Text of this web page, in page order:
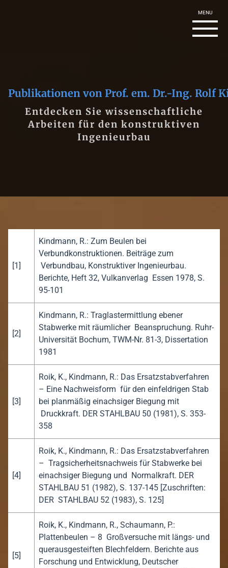
Publikationen von Prof. em. Dr.-Ing. Rolf
Entdecken Sie wissenschaftliche
Arbeiten für den konstruktiven
Ingenieurbau
[1]
Kindmann, R.: Zum Beulen bei
Verbundkonstruktionen. Beiträge zum
Verbundbau, Konstruktiver Ingenieurbau.
Berichte, Heft 32, Vulkanverlag Essen 1978, S.
95-101
[2]
Kindmann, R.: Traglastermittlung ebener
Stabwerke mit räumlicher Beanspruchung. Ruhr-
Universität Bochum, TWM-Nr. 81-3, Dissertation
1981
[3]
Roik, K., Kindmann, R.: Das Ersatzstabverfahren
– Eine Nachweisform für den einfeldrigen Stab
bei planmäßig einachsiger Biegung mit
Druckkraft. DER STAHLBAU 50 (1981), S. 353-
358
[4]
Roik, K., Kindmann, R.: Das Ersatzstabverfahren
– Tragsicherheitsnachweis für Stabwerke bei
einachsiger Biegung und Normalkraft. DER
STAHLBAU 51 (1982), S. 137-145 [Zuschriften:
DER STAHLBAU 52 (1983), S. 125]
[5]
Roik, K., Kindmann, R., Schaumann, P.:
Plattenbeulen – 8 Großversuche mit längs- und
querausgesteiften Blechfeldern. Berichte aus
Forschung und Entwicklung, Deutscher